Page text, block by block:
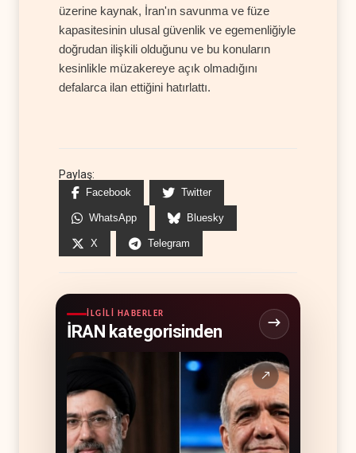
üzerine kaynak, İran'ın savunma ve füze
kapasitesinin ulusal güvenlik ve egemenliğiyle
doğrudan ilişkili olduğunu ve bu konuların
kesinlikle müzakereye açık olmadığını
defalarca ilan ettiğini hatırlattı.
Paylaş:
Facebook Twitter
WhatsApp Bluesky
X Telegram
İLGILI HABERLER
İRAN kategorisinden
↗